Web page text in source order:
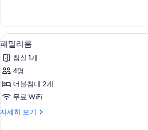
기
세
히
보
기
패
밀
리
룸
사
모
11
패밀리룸
침실 1개
4명
더블침대 2개
무료 WiFi
자세히 보기
패